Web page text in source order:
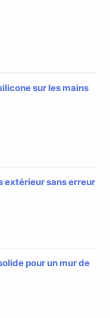
sur les mains
extérieur sans erreur
pour un mur de